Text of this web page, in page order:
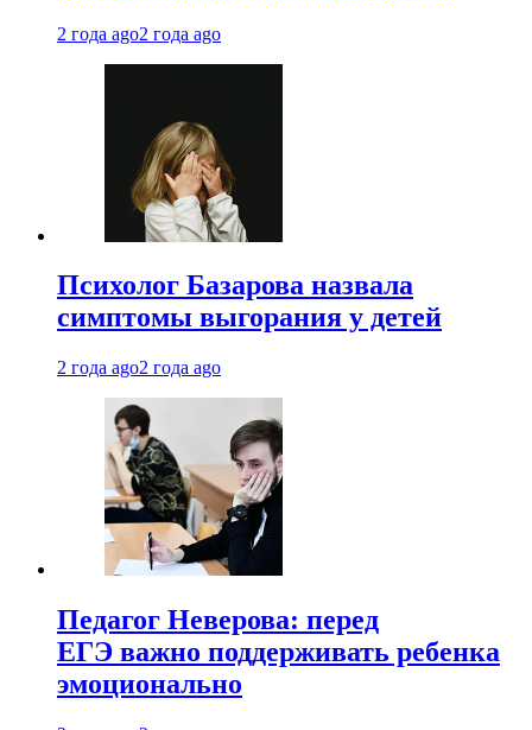
2 года ago2 года ago
Психолог Базарова назвала
симптомы выгорания у детей
2 года ago2 года ago
Педагог Неверова: перед
ЕГЭ важно поддерживать ребенка
эмоционально